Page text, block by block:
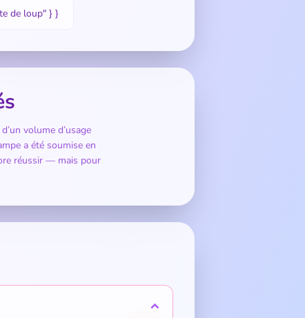
de loup" } }
volume d’usage
a été soumise en
réussir — mais pour